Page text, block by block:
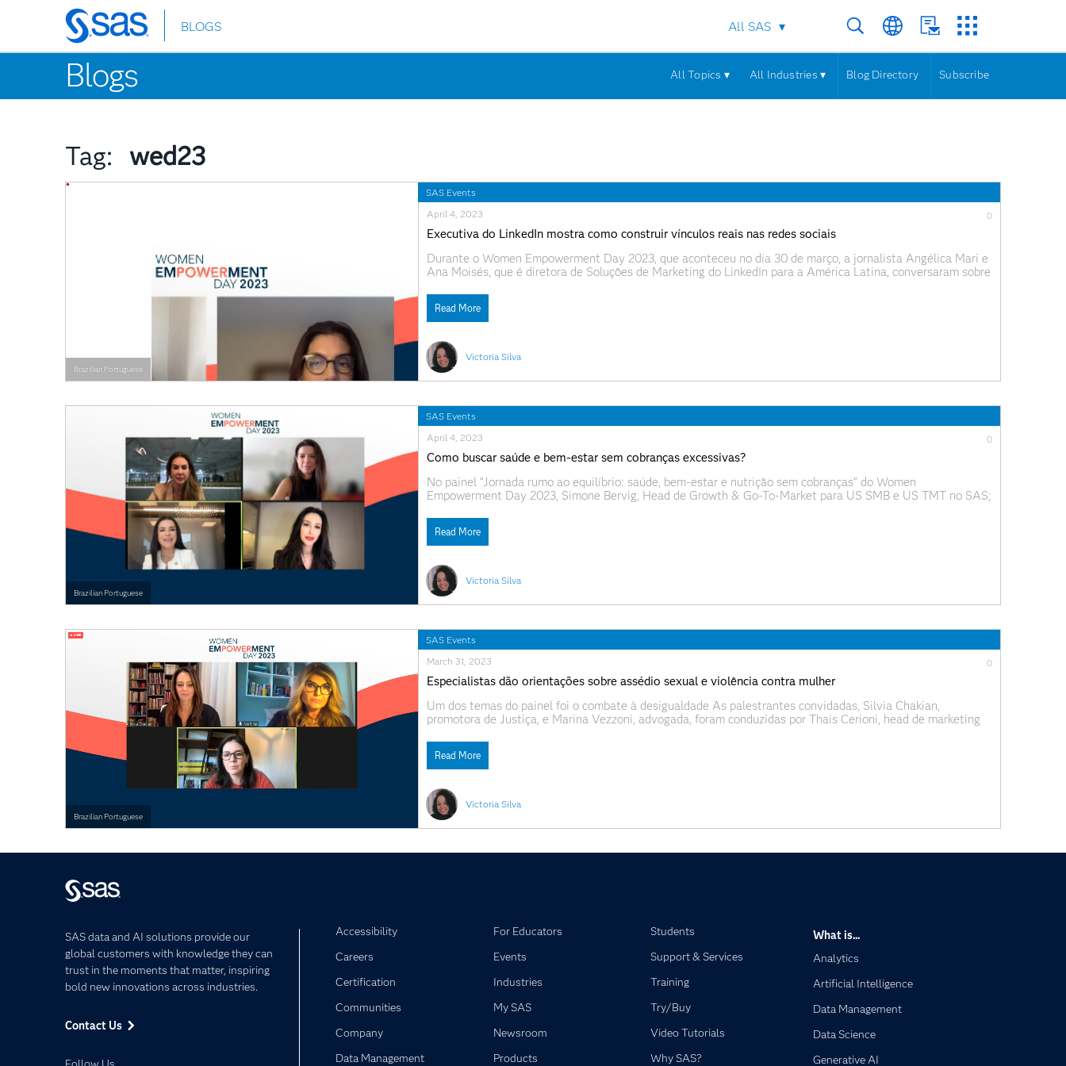
Skip
to
main
content
BLOGS All SAS
Blogs All Topics ▾ All Industries ▾ Blog Directory Subscribe
Tag: wed23
SAS Events
Victoria Silva
April 4, 2023 0
Executiva do LinkedIn mostra como construir vínculos reais nas redes sociais
Durante o Women Empowerment Day 2023, que aconteceu no dia 30 de março, a jornalista Angélica Mari e
Ana Moisés, que é diretora de Soluções de Marketing do LinkedIn para a América Latina, conversaram sobre
Read More
Brazilian Portuguese
SAS Events
Victoria Silva
April 4, 2023 0
Como buscar saúde e bem-estar sem cobranças excessivas?
No painel “Jornada rumo ao equilíbrio: saúde, bem-estar e nutrição sem cobranças” do Women
Empowerment Day 2023, Simone Bervig, Head de Growth & Go-To-Market para US SMB e US TMT no SAS;
Roberta Carbonari, nutricionista;
Read More
Brazilian Portuguese
SAS Events
Victoria Silva
March 31, 2023 0
Especialistas dão orientações sobre assédio sexual e violência contra mulher
Um dos temas do painel foi o combate à desigualdade As palestrantes convidadas, Silvia Chakian,
promotora de Justiça, e Marina Vezzoni, advogada, foram conduzidas por Thais Cerioni, head de marketing
mulheres: combate à
Read More
Brazilian Portuguese
SAS data and AI solutions provide our
global customers with knowledge they can
trust in the moments that matter, inspiring
bold new innovations across industries.
Contact Us
Accessibility
Careers
Certification
Communities
Company
Data Management
For Educators
Events
Industries
My SAS
Newsroom
Products
Students
Support & Services
Training
Try/Buy
Video Tutorials
Why SAS?
What is...
Analytics
Artificial Intelligence
Data Management
Data Science
Generative AI